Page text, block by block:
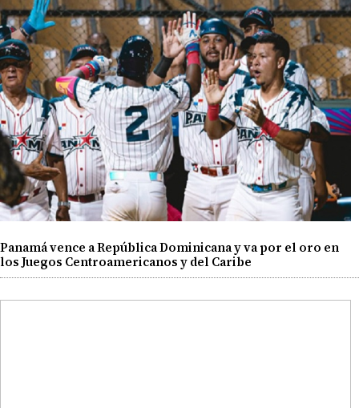
Panamá vence a República Dominicana y va por el oro en
los Juegos Centroamericanos y del Caribe